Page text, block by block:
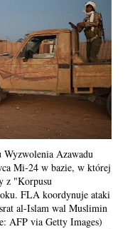
Azawadu
Mi-24 w bazie, w której
z "Korpusu
FLA koordynuje ataki
al-Islam wal Muslimin
AFP via Getty Images)